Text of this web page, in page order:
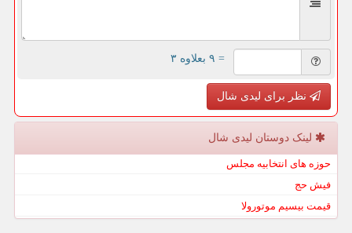
= ۹ بعلاوه ۳
نظر برای لیدی شال
لینک دوستان لیدی شال
حوزه های انتخابیه مجلس
فیش حج
قیمت بیسیم موتورولا